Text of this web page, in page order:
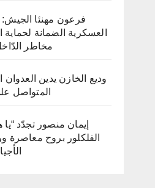
فرعون مهنئا
العسكرية الضمانة
مخاطر
وديع الخازن يدين العدوان
المتواصل
إيمان منصور تجدّد
الفلكلور بروح معاصرة